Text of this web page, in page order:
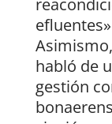
habló de
gestión